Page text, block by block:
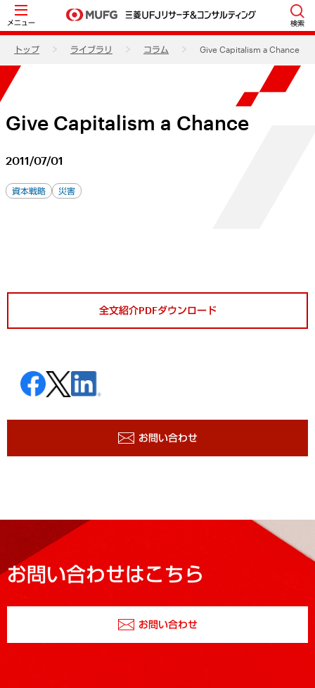
メニュー 検索
トップ ライブラリ コラム Give Capitalism a Chance
Give Capitalism a Chance
2011/07/01
資本戦略 災害
全文紹介PDFダウンロード
お問い合わせ
お問い合わせはこちら
お問い合わせ